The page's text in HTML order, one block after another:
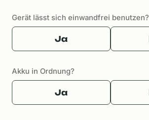
Gerät lässt sich einwandfrei benutzen?
Ja
Akku in Ordnung?
Ja